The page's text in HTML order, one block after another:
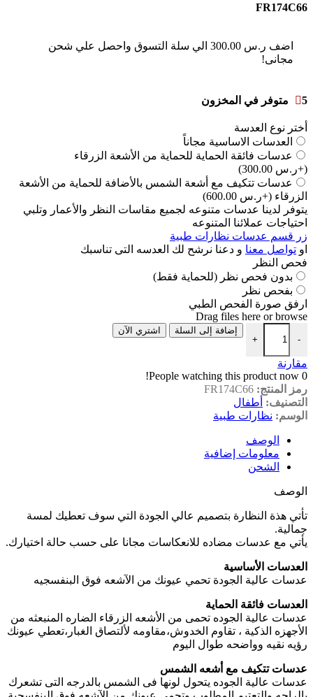
FR174C66
اضف ر.س
الي سلة التسوق واحصل علي شحن
مجانى!
5 متوفر في المخزون
أختر نوع العدسة
العدسات الاساسية مجاناً
عدسات فائقة الحماية للحماية من الأشعة الزرقاء
(+ر.س 300.00)
عدسات تتكيف مع أشعة الشمس بالأضافة للحماية من الأشعة
الزرقاء (+ر.س 600.00)
يتوفر لدينا عدسات متنوعه لجميع مقاسات النظر والأعمار وتلبي
احتياجات عملائنا المتنوعه
زر قسم عدسات نظارات طبية
او تواصل معنا و دعنا نرشح لك العدسه التى تناسبك
فحص النظر
بدون فحص نظر (للحماية فقط)
بفحص نظر
ارفق صورة الفحص الطبي
Drag files here orbrowse
-
+
إضافة إلى السلة اشتري الآن
مقارنة
0
People watching this product now!
رمز المنتج: FR174C66
التصنيف: أطفال
الوسم: نظارات طبية
الوصف
معلومات إضافية
الشحن
الوصف
تأتي هذة النظارة بتصميم عالي الجودة التي سوف تعطيك لمسة
جمالية.
يأتي مع عدسات مضاده للانعكاسات مجانا على حسب حالة اختيارك.
العدسات الأساسية
عدسات عالية الجودة تحمي عيونك من الآشعه فوق البنفسجيه
العدسات فائقة الحماية
عدسات عالية الجوده تحمى من الأشعه الزرقاء الضاره المنبعثه من
الأجهزه الذكية ، تقاوم الخدوش،مقاومه لألتصاق الغبار،تعطي عيونك
رؤيه نقيه وواضحه طوال اليوم
عدسات تتكيف مع أشعه الشمس
عدسات عالية الجوده يتحول لونها فى الشمس بالدرجه التى تشعرك